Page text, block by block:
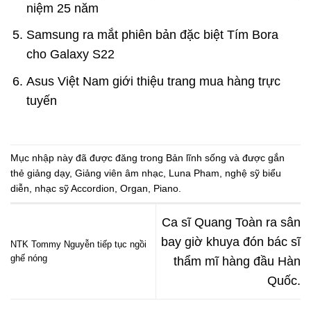
niệm 25 năm
Samsung ra mắt phiên bản đặc biệt Tím Bora
cho Galaxy S22
Asus Việt Nam giới thiệu trang mua hàng trực
tuyến
Mục nhập này đã được đăng trong Bản lĩnh sống và được gắn
thẻ giảng dạy, Giảng viên âm nhạc, Luna Pham, nghệ sỹ biểu
diễn, nhạc sỹ Accordion, Organ, Piano.
NTK Tommy Nguyễn tiếp tục ngồi
ghế nóng
Ca sĩ Quang Toàn ra sân
bay giờ khuya đón bác sĩ
thẩm mĩ hàng đầu Hàn
Quốc.